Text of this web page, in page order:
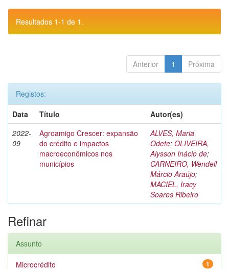
Resultados 1-1 de 1.
Anterior 1 Próxima
Registos:
Data
Título
Autor(es)
2022-
09
Agroamigo Crescer: expansão
do crédito e impactos
macroeconômicos nos
municípios
ALVES, Maria
Odete; OLIVEIRA,
Alysson Inácio de;
CARNEIRO, Wendell
Márcio Araújo;
MACIEL, Iracy
Soares Ribeiro
Refinar
Assunto
1
Microcrédito